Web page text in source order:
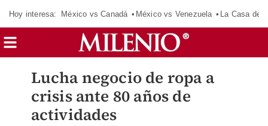
Hoy interesa: México vs Canadá México vs Venezuela La Casa de
Lucha negocio de ropa a
crisis ante 80 años de
actividades